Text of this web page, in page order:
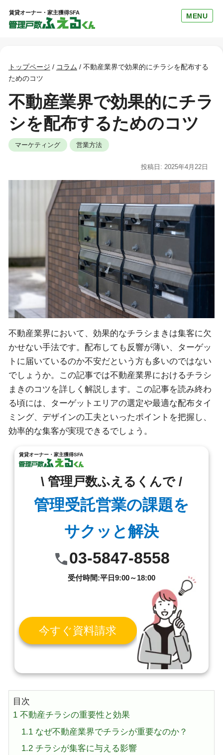
賃貸オーナー・家主獲得SFA MENU
トップページ / コラム / 不動産業界で効果的にチラシを配布する
ためのコツ
不動産業界で効果的にチラ
シを配布するためのコツ
マーケティング 営業方法
投稿日: 2025年4月22日
不動産業界において、効果的なチラシまきは集客に欠
かせない手法です。配布しても反響が薄い、ターゲッ
トに届いているのか不安だという方も多いのではない
でしょうか。この記事では不動産業界におけるチラシ
まきのコツを詳しく解説します。この記事を読み終わ
る頃には、ターゲットエリアの選定や最適な配布タイ
ミング、デザインの工夫といったポイントを把握し、
効率的な集客が実現できるでしょう。
賃貸オーナー・家主獲得SFA
\ 管理戸数ふえるくんで /
管理受託営業の課題を
サクッと解決
03-5847-8558
受付時間:平日9:00～18:00
今すぐ資料請求
目次
1 不動産チラシの重要性と効果
1.1なぜ不動産業界でチラシが重要なのか？
1.2チラシが集客に与える影響